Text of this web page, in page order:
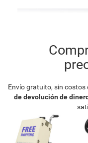
Envío gratuito, sin costos
de devolución de